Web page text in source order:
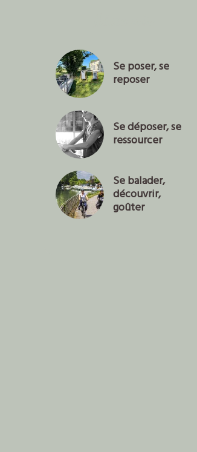
Se poser, se
reposer
Se déposer, se
ressourcer
Se balader,
découvrir,
goûter